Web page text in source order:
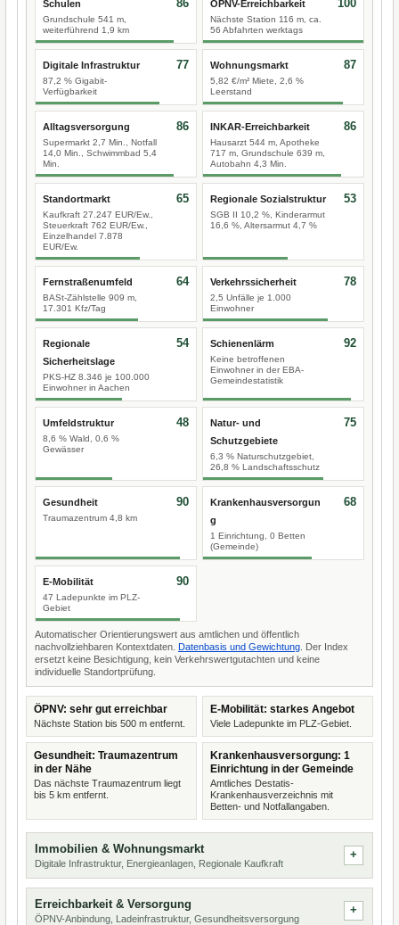
Schulen
Grundschule 541 m,
weiterführend 1,9 km
86 ÖPNV-Erreichbarkeit
Nächste Station 116 m, ca.
56 Abfahrten werktags
100
Digitale Infrastruktur
87,2 % Gigabit-
Verfügbarkeit
77 Wohnungsmarkt
5,82 €/m² Miete, 2,6 %
Leerstand
87
Alltagsversorgung
Supermarkt 2,7 Min., Notfall
14,0 Min., Schwimmbad 5,4
Min.
86 INKAR-Erreichbarkeit
Hausarzt 544 m, Apotheke
717 m, Grundschule 639 m,
Autobahn 4,3 Min.
86
Standortmarkt
Kaufkraft 27.247 EUR/Ew.,
Steuerkraft 762 EUR/Ew.,
Einzelhandel 7.878
EUR/Ew.
65 Regionale Sozialstruktur
SGB II 10,2 %, Kinderarmut
16,6 %, Altersarmut 4,7 %
53
Fernstraßenumfeld
BASt-Zählstelle 909 m,
17.301 Kfz/Tag
64 Verkehrssicherheit
2,5 Unfälle je 1.000
Einwohner
78
Regionale
Sicherheitslage
PKS-HZ 8.346 je 100.000
Einwohner in Aachen
54 Schienenlärm
Keine betroffenen
Einwohner in der EBA-
Gemeindestatistik
92
Umfeldstruktur
8,6 % Wald, 0,6 %
Gewässer
48
Natur- und
Schutzgebiete
6,3 % Naturschutzgebiet,
26,8 % Landschaftsschutz
75
Gesundheit
Traumazentrum 4,8 km
90
Krankenhausversorgun
g
1 Einrichtung, 0 Betten
(Gemeinde)
68
E-Mobilität
47 Ladepunkte im PLZ-
Gebiet
90
Automatischer Orientierungswert aus amtlichen und öffentlich
nachvollziehbaren Kontextdaten. Datenbasis und Gewichtung . Der Index
ersetzt keine Besichtigung, kein Verkehrswertgutachten und keine
individuelle Standortprüfung.
ÖPNV: sehr gut erreichbar
Nächste Station bis 500 m entfernt.
E-Mobilität: starkes Angebot
Viele Ladepunkte im PLZ-Gebiet.
Gesundheit: Traumazentrum
in der Nähe
Das nächste Traumazentrum liegt
bis 5 km entfernt.
Krankenhausversorgung: 1
Einrichtung in der Gemeinde
Amtliches Destatis-
Krankenhausverzeichnis mit
Betten- und Notfallangaben.
Immobilien & Wohnungsmarkt
Digitale Infrastruktur, Energieanlagen, Regionale Kaufkraft
Erreichbarkeit & Versorgung
ÖPNV-Anbindung, Ladeinfrastruktur, Gesundheitsversorgung